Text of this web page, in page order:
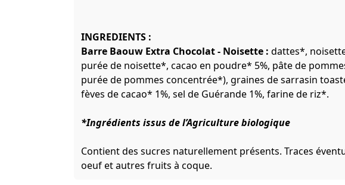
INGREDIENTS :
Barre Baouw Extra Chocolat - Noisette : dattes*,
purée de noisette*, cacao en poudre* 5%, pâte de
purée de pommes concentrée*), graines de sarrasin
fèves de cacao* 1%, sel de Guérande 1%, farine de riz*.
*Ingrédients issus de l’Agriculture biologique
Contient des sucres naturellement présents. Traces
oeuf et autres fruits à coque.